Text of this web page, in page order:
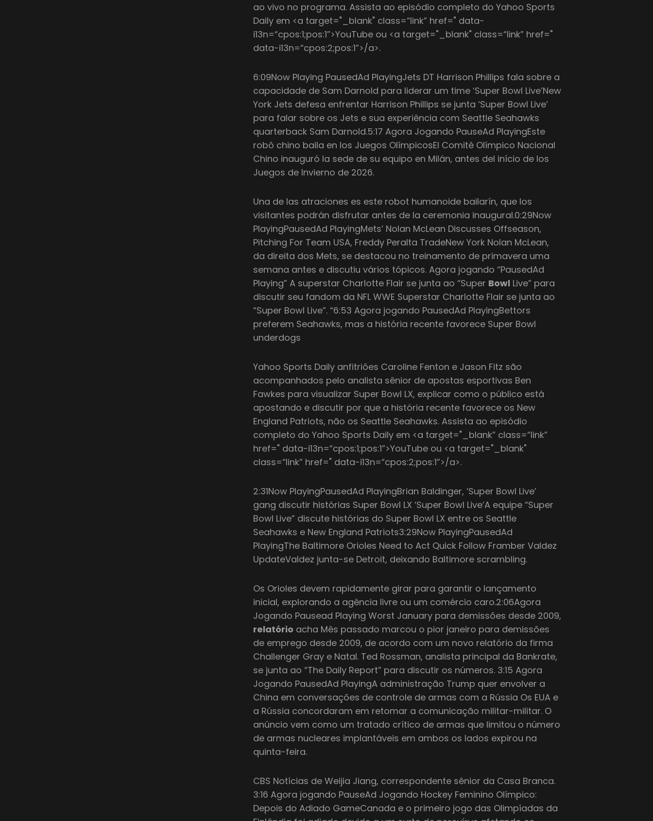
ao vivo no programa. Assista ao episódio completo do Yahoo Sports
Daily em <a target="_blank" class=“link” href=" data-
i13n=“cpos:1;pos:1”>YouTube ou <a target="_blank" class=“link” href="
data-i13n=“cpos:2;pos:1”>/a>.
6:09Now Playing PausedAd PlayingJets DT Harrison Phillips fala sobre a
capacidade de Sam Darnold para liderar um time ‘Super Bowl Live’New
York Jets defesa enfrentar Harrison Phillips se junta ‘Super Bowl Live’
para falar sobre os Jets e sua experiência com Seattle Seahawks
quarterback Sam Darnold.5:17 Agora Jogando PauseAd PlayingEste
robô chino baila en los Juegos OlímpicosEl Comitê Olímpico Nacional
Chino inauguró la sede de su equipo en Milán, antes del início de los
Juegos de Invierno de 2026.
Una de las atraciones es este robot humanoide bailarín, que los
visitantes podrán disfrutar antes de la ceremonia inaugural.0:29Now
PlayingPausedAd PlayingMets’ Nolan McLean Discusses Offseason,
Pitching For Team USA, Freddy Peralta TradeNew York Nolan McLean,
da direita dos Mets, se destacou no treinamento de primavera uma
semana antes e discutiu vários tópicos. Agora jogando “PausedAd
Playing” A superstar Charlotte Flair se junta ao “Super Bowl Live” para
discutir seu fandom da NFL WWE Superstar Charlotte Flair se junta ao
“Super Bowl Live”. “6:53 Agora jogando PausedAd PlayingBettors
preferem Seahawks, mas a história recente favorece Super Bowl
underdogs
Yahoo Sports Daily anfitriões Caroline Fenton e Jason Fitz são
acompanhados pelo analista sênior de apostas esportivas Ben
Fawkes para visualizar Super Bowl LX, explicar como o público está
apostando e discutir por que a história recente favorece os New
England Patriots, não os Seattle Seahawks. Assista ao episódio
completo do Yahoo Sports Daily em <a target="_blank” class=“link”
href=" data-i13n=“cpos:1;pos:1”>YouTube ou <a target="_blank"
class=“link” href=" data-i13n=“cpos:2;pos:1”>/a>.
2:31Now PlayingPausedAd PlayingBrian Baldinger, ‘Super Bowl Live’
gang discutir histórias Super Bowl LX ‘Super Bowl Live’A equipe “Super
Bowl Live” discute histórias do Super Bowl LX entre os Seattle
Seahawks e New England Patriots3:29Now PlayingPausedAd
PlayingThe Baltimore Orioles Need to Act Quick Follow Framber Valdez
UpdateValdez junta-se Detroit, deixando Baltimore scrambling.
Os Orioles devem rapidamente girar para garantir o lançamento
inicial, explorando a agência livre ou um comércio caro.2:06Agora
Jogando Pausead Playing Worst January para demissões desde 2009,
relatório acha Mês passado marcou o pior janeiro para demissões
de emprego desde 2009, de acordo com um novo relatório da firma
Challenger Gray e Natal. Ted Rossman, analista principal da Bankrate,
se junta ao “The Daily Report” para discutir os números. 3:15 Agora
Jogando PausedAd PlayingA administração Trump quer envolver a
China em conversações de controle de armas com a Rússia Os EUA e
a Rússia concordaram em retomar a comunicação militar-militar. O
anúncio vem como um tratado crítico de armas que limitou o número
de armas nucleares implantáveis em ambos os lados expirou na
quinta-feira.
CBS Notícias de Weijia Jiang, correspondente sênior da Casa Branca.
3:16 Agora jogando PauseAd Jogando Hockey Feminino Olímpico:
Depois do Adiado GameCanada e o primeiro jogo das Olimpíadas da